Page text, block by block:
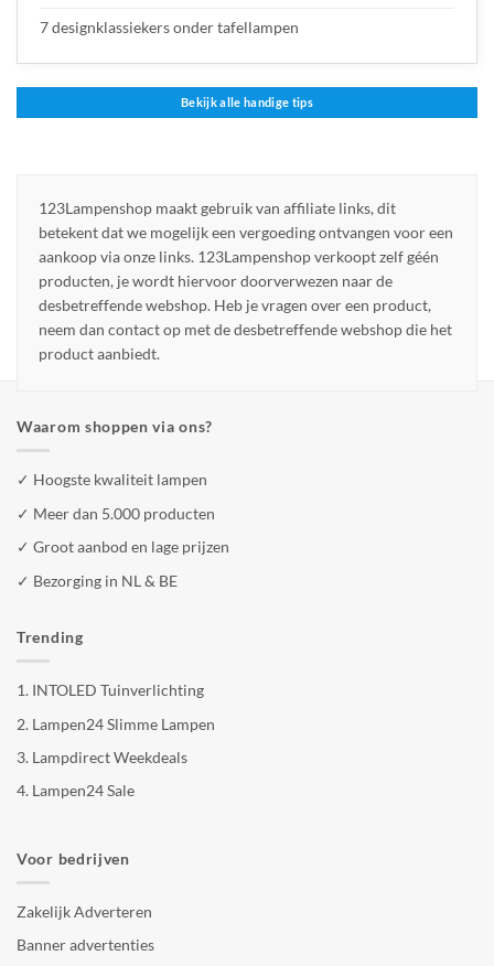
7 designklassiekers onder tafellampen
Bekijk alle handige tips
123Lampenshop maakt gebruik van affiliate links, dit
betekent dat we mogelijk een vergoeding ontvangen voor een
aankoop via onze links. 123Lampenshop verkoopt zelf géén
producten, je wordt hiervoor doorverwezen naar de
desbetreffende webshop. Heb je vragen over een product,
neem dan contact op met de desbetreffende webshop die het
product aanbiedt.
Waarom shoppen via ons?
✓ Hoogste kwaliteit lampen
✓ Meer dan 5.000 producten
✓ Groot aanbod en lage prijzen
✓ Bezorging in NL & BE
Trending
1. INTOLED Tuinverlichting
2. Lampen24 Slimme Lampen
3. Lampdirect Weekdeals
4. Lampen24 Sale
Voor bedrijven
Zakelijk Adverteren
Banner advertenties